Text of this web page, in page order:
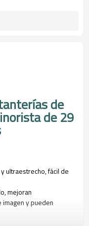
de
de 29
ultraestrecho, fácil de
mejoran
y pueden
de sombras